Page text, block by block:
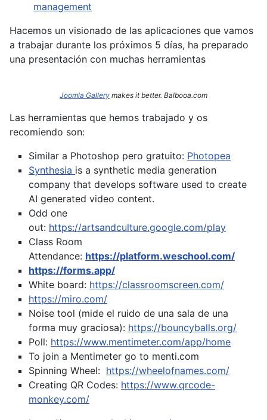
management
Hacemos un visionado de las aplicaciones que vamos
a trabajar durante los próximos 5 días, ha preparado
una presentación con muchas herramientas
Joomla Gallery makes it better. Balbooa.com
Las herramientas que hemos trabajado y os
recomiendo son:
Similar a Photoshop pero gratuito: Photopea
Synthesia is a synthetic media generation
company that develops software used to create
AI generated video content.
Odd one
out: https://artsandculture.google.com/play
Class Room
Attendance: https://platform.weschool.com/
https://forms.app/
White board: https://classroomscreen.com/
https://miro.com/
Noise tool (mide el ruido de una sala de una
forma muy graciosa): https://bouncyballs.org/
Poll: https://www.mentimeter.com/app/home
To join a Mentimeter go to menti.com
Spinning Wheel: https://wheelofnames.com/
Creating QR Codes: https://www.qrcode-
monkey.com/